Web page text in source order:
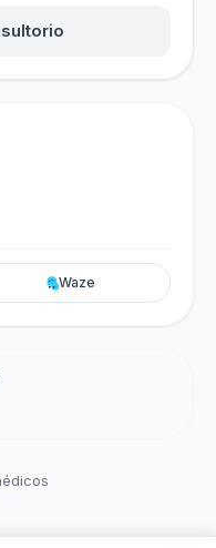
Waze